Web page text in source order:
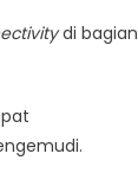
di bagian